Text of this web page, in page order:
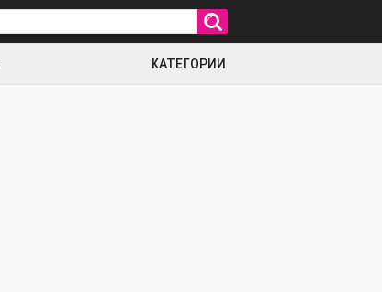
КАТЕГОРИИ